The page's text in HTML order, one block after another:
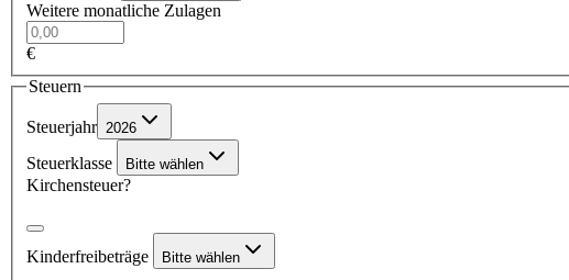
Weitere monatliche Zulagen
€
Steuern
Steuerjahr 2026
Steuerklasse Bitte wählen
Kirchensteuer?
Kinderfreibeträge Bitte wählen